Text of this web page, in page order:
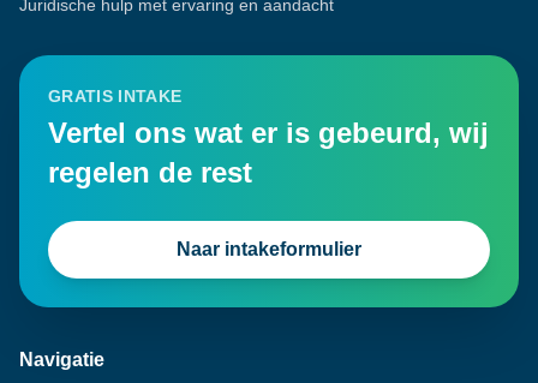
Juridische hulp met ervaring en aandacht
GRATIS INTAKE
Vertel ons wat er is gebeurd, wij
regelen de rest
Naar intakeformulier
Navigatie